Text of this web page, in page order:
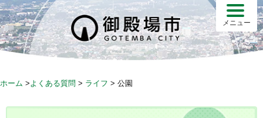
S
k
i
p
メニュー
ホーム > よくある質問 > ライフ > 公園